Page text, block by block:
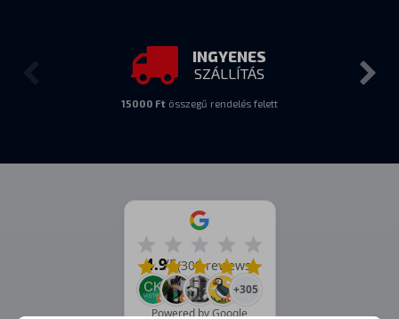
INGYENES
SZÁLLÍTÁS
15000 Ft összegű rendelés felett
4.9/5(309 reviews)
+305
Powered by Google